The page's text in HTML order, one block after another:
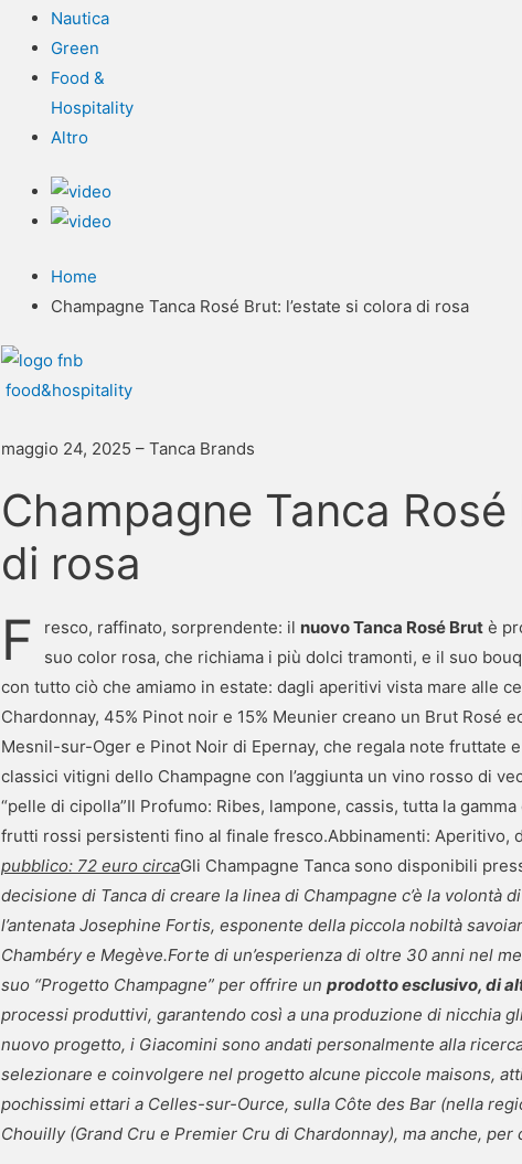
Nautica
Green
Food &
Hospitality
Altro
Home
Champagne Tanca Rosé Brut: l’estate si colora di rosa
food&hospitality
maggio 24, 2025 – Tanca Brands
Champagne Tanca
di rosa
F resco, raffinato, sorprendente: il nuovo Tanca Rosé Brut è
suo color rosa, che richiama i più dolci tramonti, e il suo
con tutto ciò che amiamo in estate: dagli aperitivi vista mare alle
Chardonnay, 45% Pinot noir e 15% Meunier creano un Brut Rosé
Mesnil-sur-Oger e Pinot Noir di Epernay, che regala note fruttate
classici vitigni dello Champagne con l’aggiunta un vino rosso di
“pelle di cipolla”Il Profumo: Ribes, lampone, cassis, tutta la
frutti rossi persistenti fino al finale fresco.Abbinamenti: Aperitivo,
pubblico: 72 euro circaGli Champagne Tanca sono disponibili
decisione di Tanca di creare la linea di Champagne c’è la
l’antenata Josephine Fortis, esponente della piccola nobiltà
Chambéry e Megève.Forte di un’esperienza di oltre 30 anni nel
suo “Progetto Champagne” per offrire unprodotto esclusivo, di
processi produttivi, garantendo così a una produzione di nicchia
nuovo progetto, i Giacomini sono andati personalmente alla
selezionare e coinvolgere nel progetto alcune piccole maisons,
pochissimi ettari a Celles-sur-Ource, sulla Côte des Bar (nella
Chouilly (Grand Cru e Premier Cru di Chardonnay), ma anche,